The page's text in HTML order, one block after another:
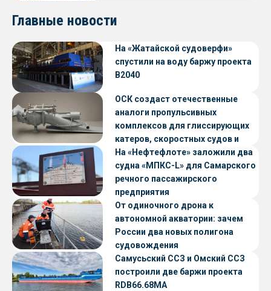
Главные новости
На «Жатайской судоверфи»
спустили на воду баржу проекта
В2040
ОСК создаст отечественные
аналоги пропульсивных
комплексов для глиссирующих
катеров, скоростных судов и
судов с малой осадкой
На «Нефтефлоте» заложили два
судна «МПКС-L» для Самарского
речного пассажирского
предприятия
От одиночного дрона к
автономной акватории: зачем
России два новых полигона
судовождения
Самусьский ССЗ и Омский ССЗ
построили две баржи проекта
RDB66.68МА